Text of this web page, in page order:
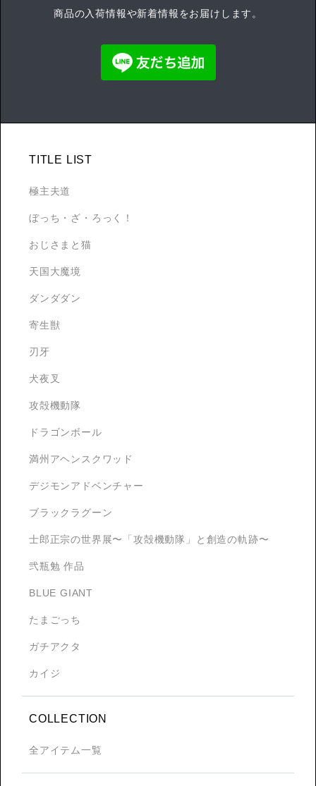
商品の入荷情報や新着情報をお届けします。
TITLE LIST
極主夫道
ぼっち・ざ・ろっく！
おじさまと猫
天国大魔境
ダンダダン
寄生獣
刃牙
犬夜叉
攻殻機動隊
ドラゴンボール
満州アヘンスクワッド
デジモンアドベンチャー
ブラックラグーン
士郎正宗の世界展〜「攻殻機動隊」と創造の軌跡〜
弐瓶勉 作品
BLUE GIANT
たまごっち
ガチアクタ
カイジ
COLLECTION
全アイテム一覧